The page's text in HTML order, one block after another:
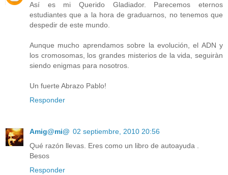
Así es mi Querido Gladiador. Parecemos eternos
estudiantes que a la hora de graduarnos, no tenemos que
despedir de este mundo.
Aunque mucho aprendamos sobre la evolución, el ADN y
los cromosomas, los grandes misterios de la vida, seguiràn
siendo enigmas para nosotros.
Un fuerte Abrazo Pablo!
Responder
Amig@mi@ 02 septiembre, 2010 20:56
Qué razón llevas. Eres como un libro de autoayuda .
Besos
Responder